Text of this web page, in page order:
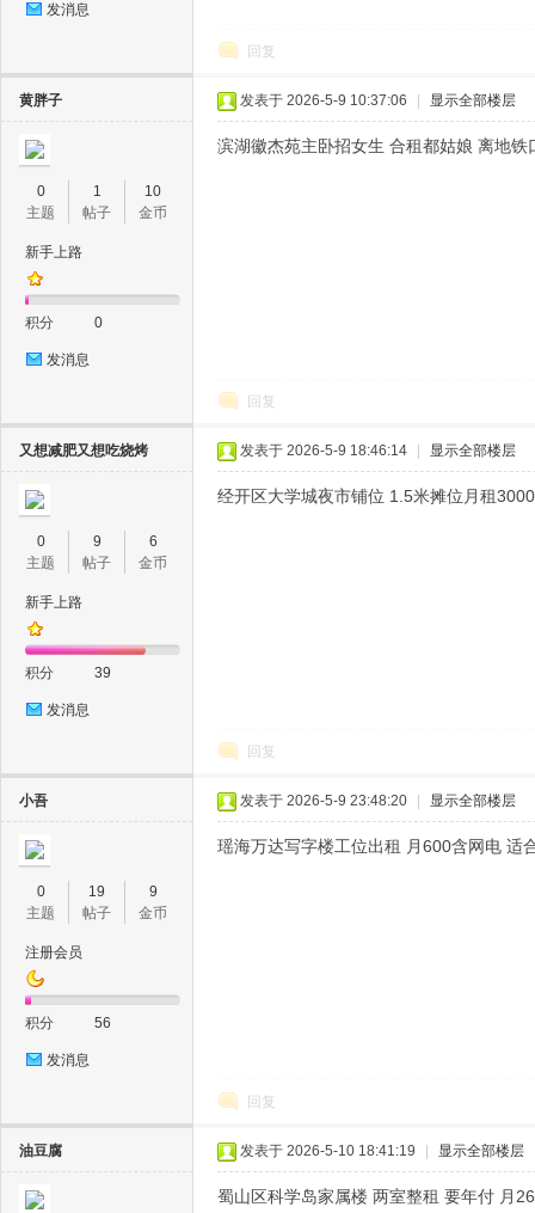
发消息
回复
黄胖子
0
主题
1
帖子
10
金币
新手上路
积分 0
发消息
发表于 2026-5-9 10:37:06 显示全部楼层
滨湖徽杰苑主卧招女生 合租都姑娘 离地
回复
又想减肥又想吃烧烤
0
主题
9
帖子
6
金币
新手上路
积分 39
发消息
发表于 2026-5-9 18:46:14 显示全部楼层
经开区大学城夜市铺位 1.5米摊位月租3000
回复
小吾
0
主题
19
帖子
9
金币
注册会员
积分 56
发消息
发表于 2026-5-9 23:48:20 显示全部楼层
瑶海万达写字楼工位出租 月600含网电 适
回复
油豆腐 发表于 2026-5-10 18:41:19 显示全部楼层
蜀山区科学岛家属楼 两室整租 要年付 月